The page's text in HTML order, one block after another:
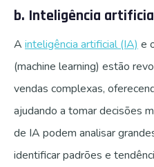
b. Inteligência
A inteligência artificial (IA) e
(machine learning) estão
vendas complexas,
ajudando a tomar decisões
de IA podem analisar
identificar padrões e